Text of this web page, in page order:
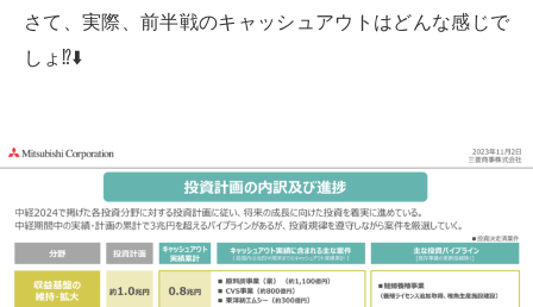
さて、実際、前半戦のキャッシュアウトはどんな感じで
しょ⁉️⬇️